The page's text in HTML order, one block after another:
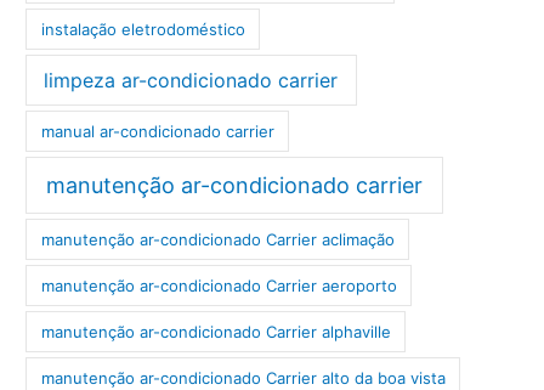
instalação eletrodoméstico
limpeza ar-condicionado carrier
manual ar-condicionado carrier
manutenção ar-condicionado carrier
manutenção ar-condicionado Carrier aclimação
manutenção ar-condicionado Carrier aeroporto
manutenção ar-condicionado Carrier alphaville
manutenção ar-condicionado Carrier alto da boa vista